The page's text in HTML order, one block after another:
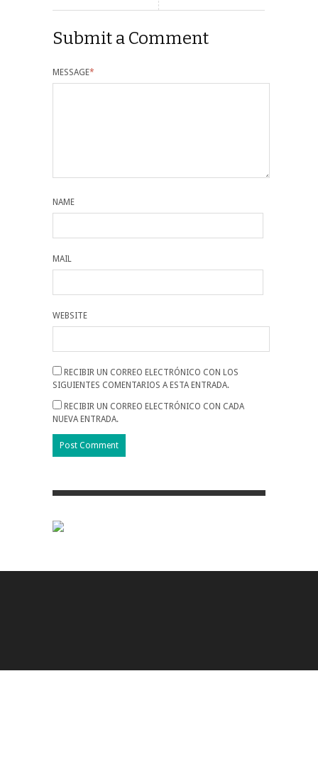
Submit a Comment
MESSAGE*
NAME
MAIL
WEBSITE
RECIBIR UN CORREO ELECTRÓNICO CON LOS
SIGUIENTES COMENTARIOS A ESTA ENTRADA.
RECIBIR UN CORREO ELECTRÓNICO CON CADA
NUEVA ENTRADA.